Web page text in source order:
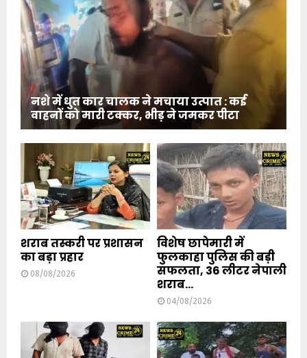
नशे में धुत कार चालक ने मचाया उत्पात : कई
वाहनों को मारी टक्कर, भीड़ ने जमकर पीटा
शराब तस्करी पर प्रशासन
का बड़ा प्रहार
08/08/2026
विशेष छापेमारी में
फुलकाहा पुलिस की बड़ी
सफलता, 36 लीटर नेपाली
शराब...
04/08/2026